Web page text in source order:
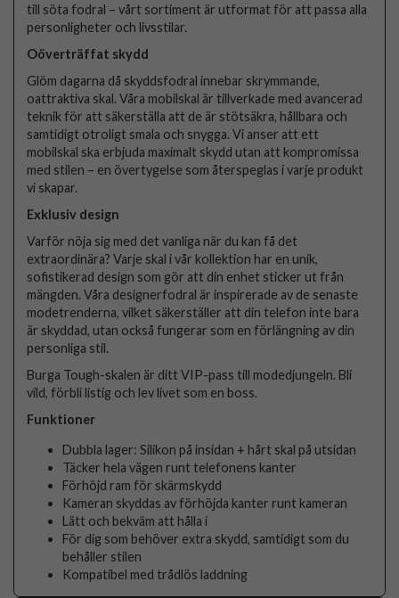
till söta fodral – vårt sortiment är utformat för att passa alla
personligheter och livsstilar.
Oöverträffat skydd
Glöm dagarna då skyddsfodral innebar skrymmande,
oattraktiva skal. Våra mobilskal är tillverkade med avancerad
teknik för att säkerställa att de är stötsäkra, hållbara och
samtidigt otroligt smala och snygga. Vi anser att ett
mobilskal ska erbjuda maximalt skydd utan att kompromissa
med stilen – en övertygelse som återspeglas i varje produkt
vi skapar.
Exklusiv design
Varför nöja sig med det vanliga när du kan få det
extraordinära? Varje skal i vår kollektion har en unik,
sofistikerad design som gör att din enhet sticker ut från
mängden. Våra designerfodral är inspirerade av de senaste
modetrenderna, vilket säkerställer att din telefon inte bara
är skyddad, utan också fungerar som en förlängning av din
personliga stil.
Burga Tough-skalen är ditt VIP-pass till modedjungeln. Bli
vild, förbli listig och lev livet som en boss.
Funktioner
Dubbla lager: Silikon på insidan + hårt skal på utsidan
Täcker hela vägen runt telefonens kanter
Förhöjd ram för skärmskydd
Kameran skyddas av förhöjda kanter runt kameran
Lätt och bekväm att hålla i
För dig som behöver extra skydd, samtidigt som du
behåller stilen
Kompatibel med trådlös laddning